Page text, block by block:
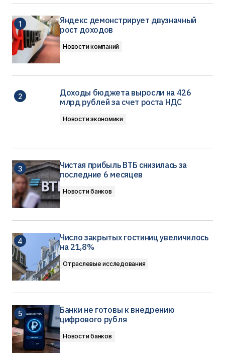
Яндекс демонстрирует двузначный
рост доходов
Новости компаний
Доходы бюджета выросли на 426
млрд рублей за счет роста НДС
Новости экономики
Чистая прибыль ВТБ снизилась за
последние 6 месяцев
Новости банков
Число закрытых гостиниц увеличилось
на 21,8%
Отраслевые исследования
Банки не готовы к внедрению
цифрового рубля
Новости банков